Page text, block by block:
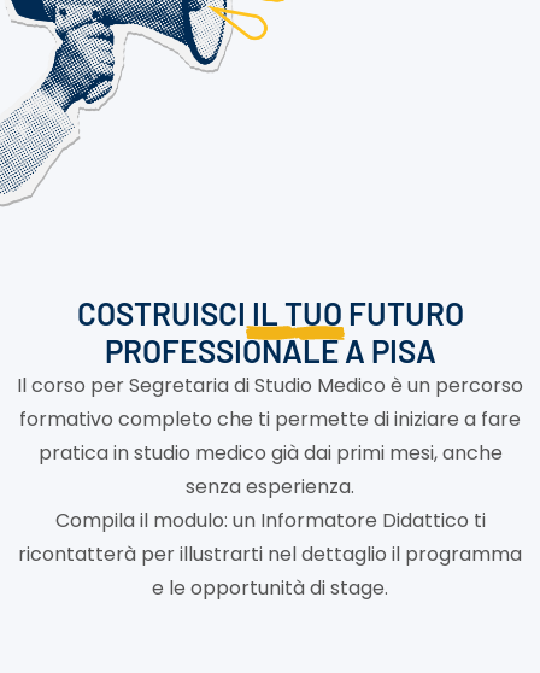
COSTRUISCI IL TUO FUTURO
PROFESSIONALEA PISA
Il corso per Segretaria di Studio Medico è un percorso
formativo completo che ti permette di iniziare a fare
pratica in studio medico già dai primi mesi, anche
senza esperienza.
Compila il modulo: un Informatore Didattico ti
ricontatterà per illustrarti nel dettaglio il programma
e le opportunità di stage.